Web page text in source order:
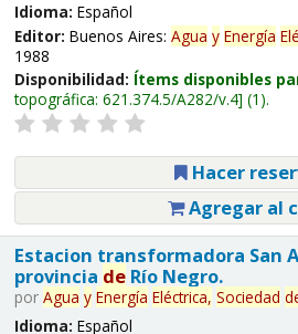
Idioma: Español
Editor: Buenos Aires: Agua y Energía
1988
Disponibilidad: Ítems disponibles
topográfica: 621.374.5/A282/v.4 (1).
Hacer
Agregar al
Estacion transformadora San
provincia deRío Negro.
por Agua y Energía Eléctrica, Sociedad
Idioma: Español